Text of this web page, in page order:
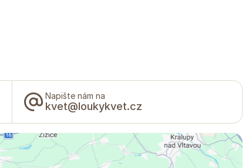
Napište nám na
kvet@loukykvet.cz